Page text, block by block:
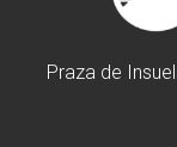
Praza de